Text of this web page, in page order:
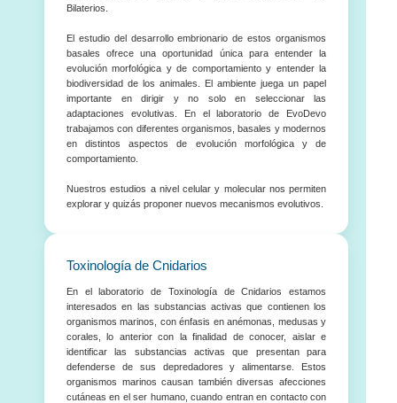
Bilaterios.
El estudio del desarrollo embrionario de estos organismos
basales ofrece una oportunidad única para entender la
evolución morfológica y de comportamiento y entender la
biodiversidad de los animales. El ambiente juega un papel
importante en dirigir y no solo en seleccionar las
adaptaciones evolutivas. En el laboratorio de EvoDevo
trabajamos con diferentes organismos, basales y modernos
en distintos aspectos de evolución morfológica y de
comportamiento.
Nuestros estudios a nivel celular y molecular nos permiten
explorar y quizás proponer nuevos mecanismos evolutivos.
Toxinología de Cnidarios
En el laboratorio de Toxinología de Cnidarios estamos
interesados en las substancias activas que contienen los
organismos marinos, con énfasis en anémonas, medusas y
corales, lo anterior con la finalidad de conocer, aislar e
identificar las substancias activas que presentan para
defenderse de sus depredadores y alimentarse. Estos
organismos marinos causan también diversas afecciones
cutáneas en el ser humano, cuando entran en contacto con